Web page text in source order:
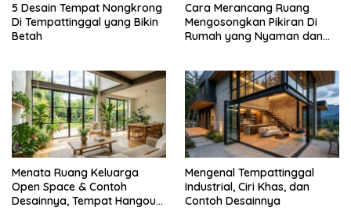
5 Desain Tempat Nongkrong
Di Tempattinggal yang Bikin
Betah
Cara Merancang Ruang
Mengosongkan Pikiran Di
Rumah yang Nyaman dan
Menata Ruang Keluarga
Open Space & Contoh
Desainnya, Tempat Hangout
Mengenal Tempattinggal
Industrial, Ciri Khas, dan
Contoh Desainnya